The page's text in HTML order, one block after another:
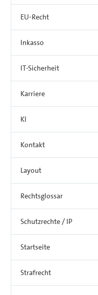
EU-Recht
Inkasso
IT-Sicherheit
Karriere
KI
Kontakt
Layout
Rechtsglossar
Schutzrechte / IP
Startseite
Strafrecht